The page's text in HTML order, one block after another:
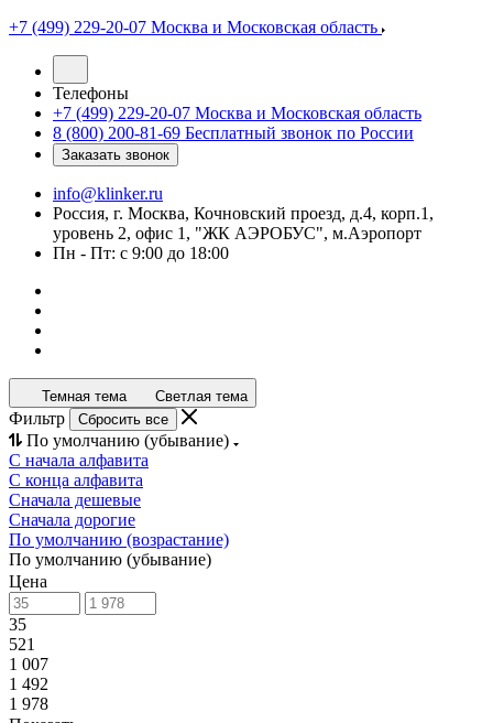
+7 (499) 229-20-07 Москва и Московская область
Телефоны
+7 (499) 229-20-07 Москва и Московская область
8 (800) 200-81-69 Бесплатный звонок по России
Заказать звонок
info@klinker.ru
Россия, г. Москва, Кочновский проезд, д.4, корп.1,
уровень 2, офис 1, "ЖК АЭРОБУС", м.Аэропорт
Пн - Пт: с 9:00 до 18:00
Темная тема Светлая тема
Фильтр Сбросить все
По умолчанию (убывание)
С начала алфавита
С конца алфавита
Сначала дешевые
Сначала дорогие
По умолчанию (возрастание)
По умолчанию (убывание)
Цена
35
521
1 007
1 492
1 978